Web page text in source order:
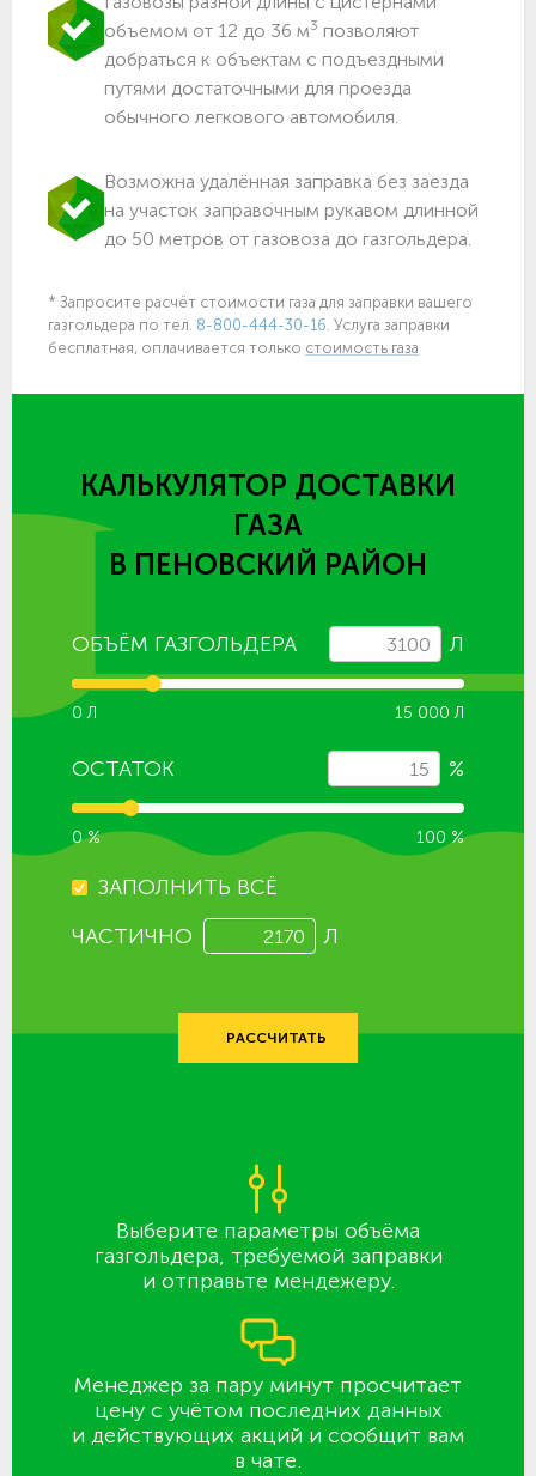
объемом от 12 до 36 м3 позволяют
добраться к объектам c подъездными
путями достаточными для проезда
обычного легкового автомобиля.
Возможна удалённая заправка без заезда
на участок заправочным рукавом длинной
до 50 метров от газовоза до газгольдера.
* Запросите расчёт стоимости газа для заправки вашего
газгольдера по тел. 8-800-444-30-16. Услуга заправки
бесплатная, оплачивается только стоимость газа
КАЛЬКУЛЯТОР ДОСТАВКИ
ГАЗА
В ПЕНОВСКИЙ РАЙОН
ОБЪЁМ ГАЗГОЛЬДЕРА Л
0 Л 15 000 Л
ОСТАТОК %
0 % 100 %
ЗАПОЛНИТЬ ВСЁ
ЧАСТИЧНО
Л
РАССЧИТАТЬ
Выберите параметры объёма
газгольдера, требуемой заправки
и отправьте мендежеру.
Менеджер за пару минут просчитает
цену с учётом последних данных
и действующих акций и сообщит вам
в чате.